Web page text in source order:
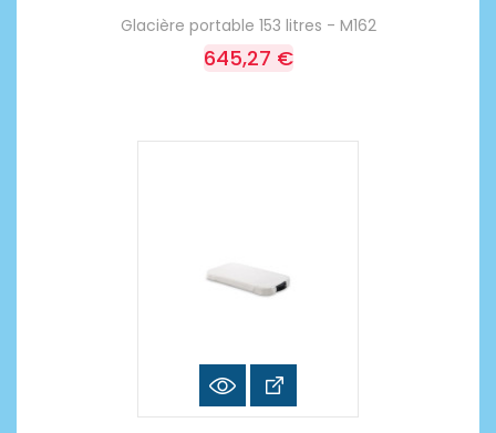
Glacière portable 153 litres - M162
645,27 €